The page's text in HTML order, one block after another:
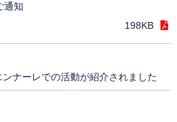
通知
198KB
ナーレでの活動が紹介されました